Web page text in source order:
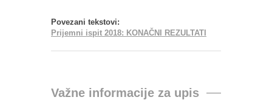
Povezani tekstovi:
Prijemni ispit 2018: KONAČNI REZULTATI
Važne informacije za upis